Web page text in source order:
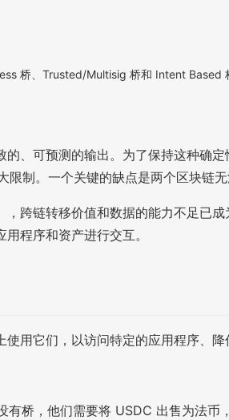
桥、Trusted/Multisig 桥和 Intent
、可预测的输出。为了保持这种确
制。一个关键的缺点是两个区块链
跨链转移价值和数据的能力不足已
程序和资产进行交互。
用它们，以访问特定的应用程序、降
桥，他们需要将 USDC 出售为法